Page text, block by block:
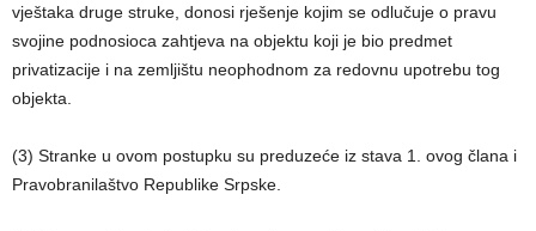
vještaka druge struke, donosi rješenje kojim se odlučuje o pravu
svojine podnosioca zahtjeva na objektu koji je bio predmet
privatizacije i na zemljištu neophodnom za redovnu upotrebu tog
objekta.
(3) Stranke u ovom postupku su preduzeće iz stava 1. ovog člana i
Pravobranilaštvo Republike Srpske.